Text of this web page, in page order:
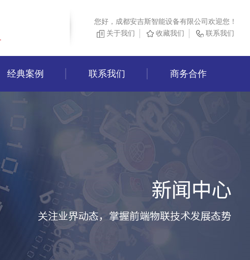
您好，成都安吉斯智能设备有限公司欢迎您！
关于我们
收藏我们 联系我们
经典案例 联系我们 商务合作